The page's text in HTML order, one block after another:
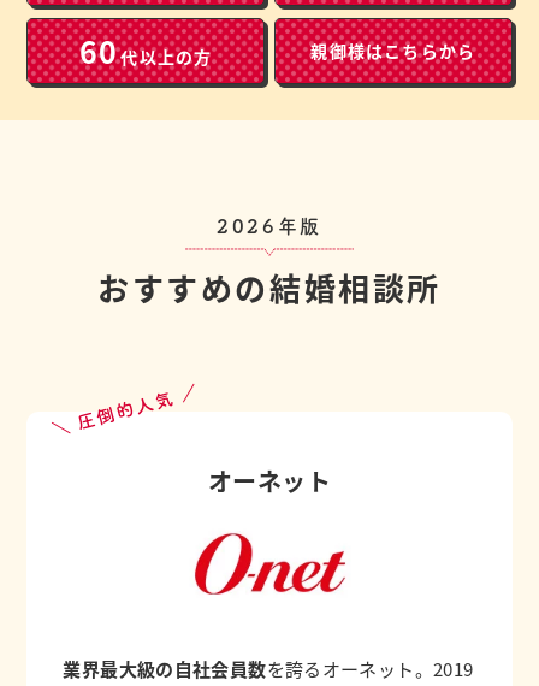
60代以上の方 親御様はこちらから
2026年版
おすすめの結婚相談所
オーネット
業界最大級の自社会員数を誇るオーネット。2019
＼ 圧倒的人気 ／